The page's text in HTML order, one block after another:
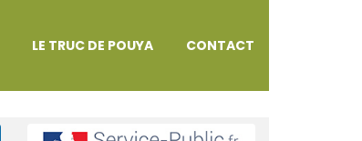
LE TRUC DE POUYA CONTACT